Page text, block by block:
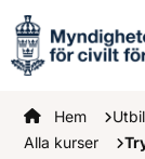
Startsidan
Hem
Alla kurser